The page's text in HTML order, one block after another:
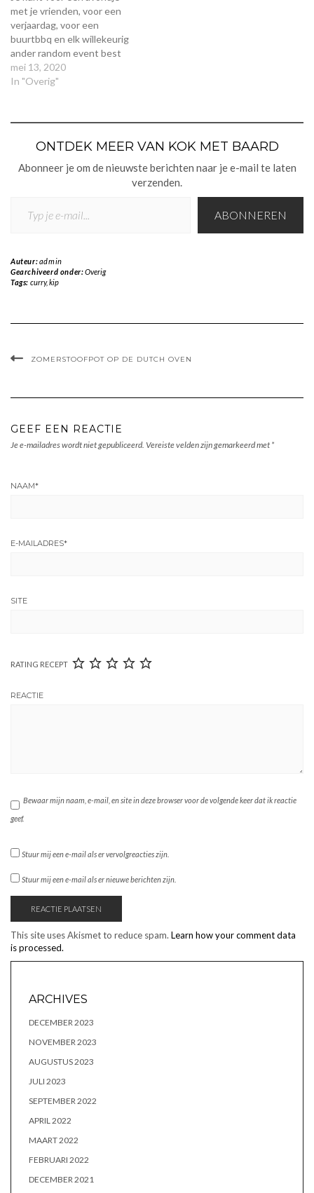
met je vrienden, voor een
verjaardag, voor een
buurtbbq en elk willekeurig
ander random event best
een pot knakworst en wat
broodjes halen, maar met
gewoon dikke smokey
mei 13, 2020
In "Overig"
ONTDEK MEER VAN KOK MET BAARD
Abonneer je om de nieuwste berichten naar je e-mail te laten
verzenden.
ABONNEREN
Auteur:admin
Gearchiveerd onder:Overig
Tags: curry,kip
ZOMERSTOOFPOT OP DE DUTCH OVEN
GEEF EEN REACTIE
Je e-mailadres wordt niet gepubliceerd. Vereiste velden zijn gemarkeerd met *
NAAM*
E-MAILADRES*
SITE
RATING RECEPT
REACTIE
Bewaar mijn naam, e-mail, en site in deze browser voor de volgende keer dat ik reactie
geef.
Stuur mij een e-mail als er vervolgreacties zijn.
Stuur mij een e-mail als er nieuwe berichten zijn.
This site uses Akismet to reduce spam. Learn how your comment data
is processed.
ARCHIVES
DECEMBER 2023
NOVEMBER 2023
AUGUSTUS 2023
JULI 2023
SEPTEMBER 2022
APRIL 2022
MAART 2022
FEBRUARI 2022
DECEMBER 2021